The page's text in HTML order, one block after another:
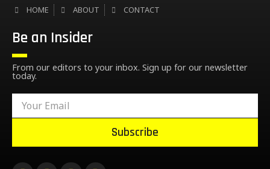
HOME ABOUT CONTACT
Be an Insider
From our editors to your inbox. Sign up for our newsletter
today.
Subscribe